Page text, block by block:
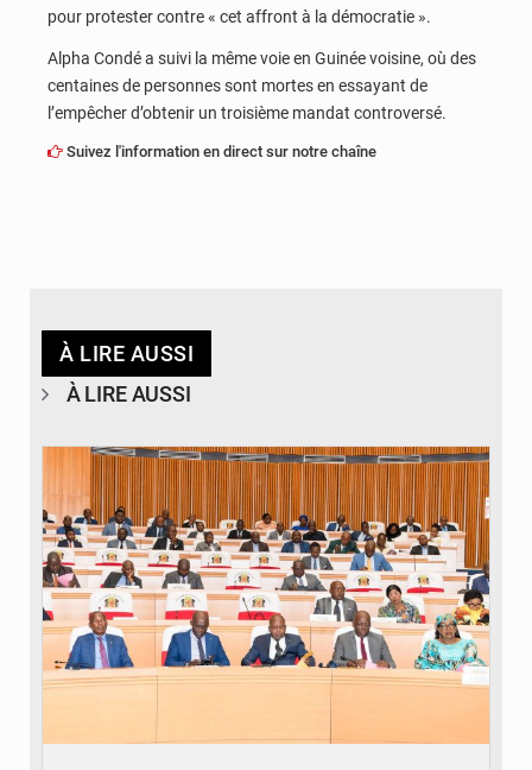
pour protester contre « cet affront à la démocratie ».
Alpha Condé a suivi la même voie en Guinée voisine, où des
centaines de personnes sont mortes en essayant de
l’empêcher d’obtenir un troisième mandat controversé.
Suivez l'information en direct sur notre chaîne
À LIRE AUSSI
À LIRE AUSSI